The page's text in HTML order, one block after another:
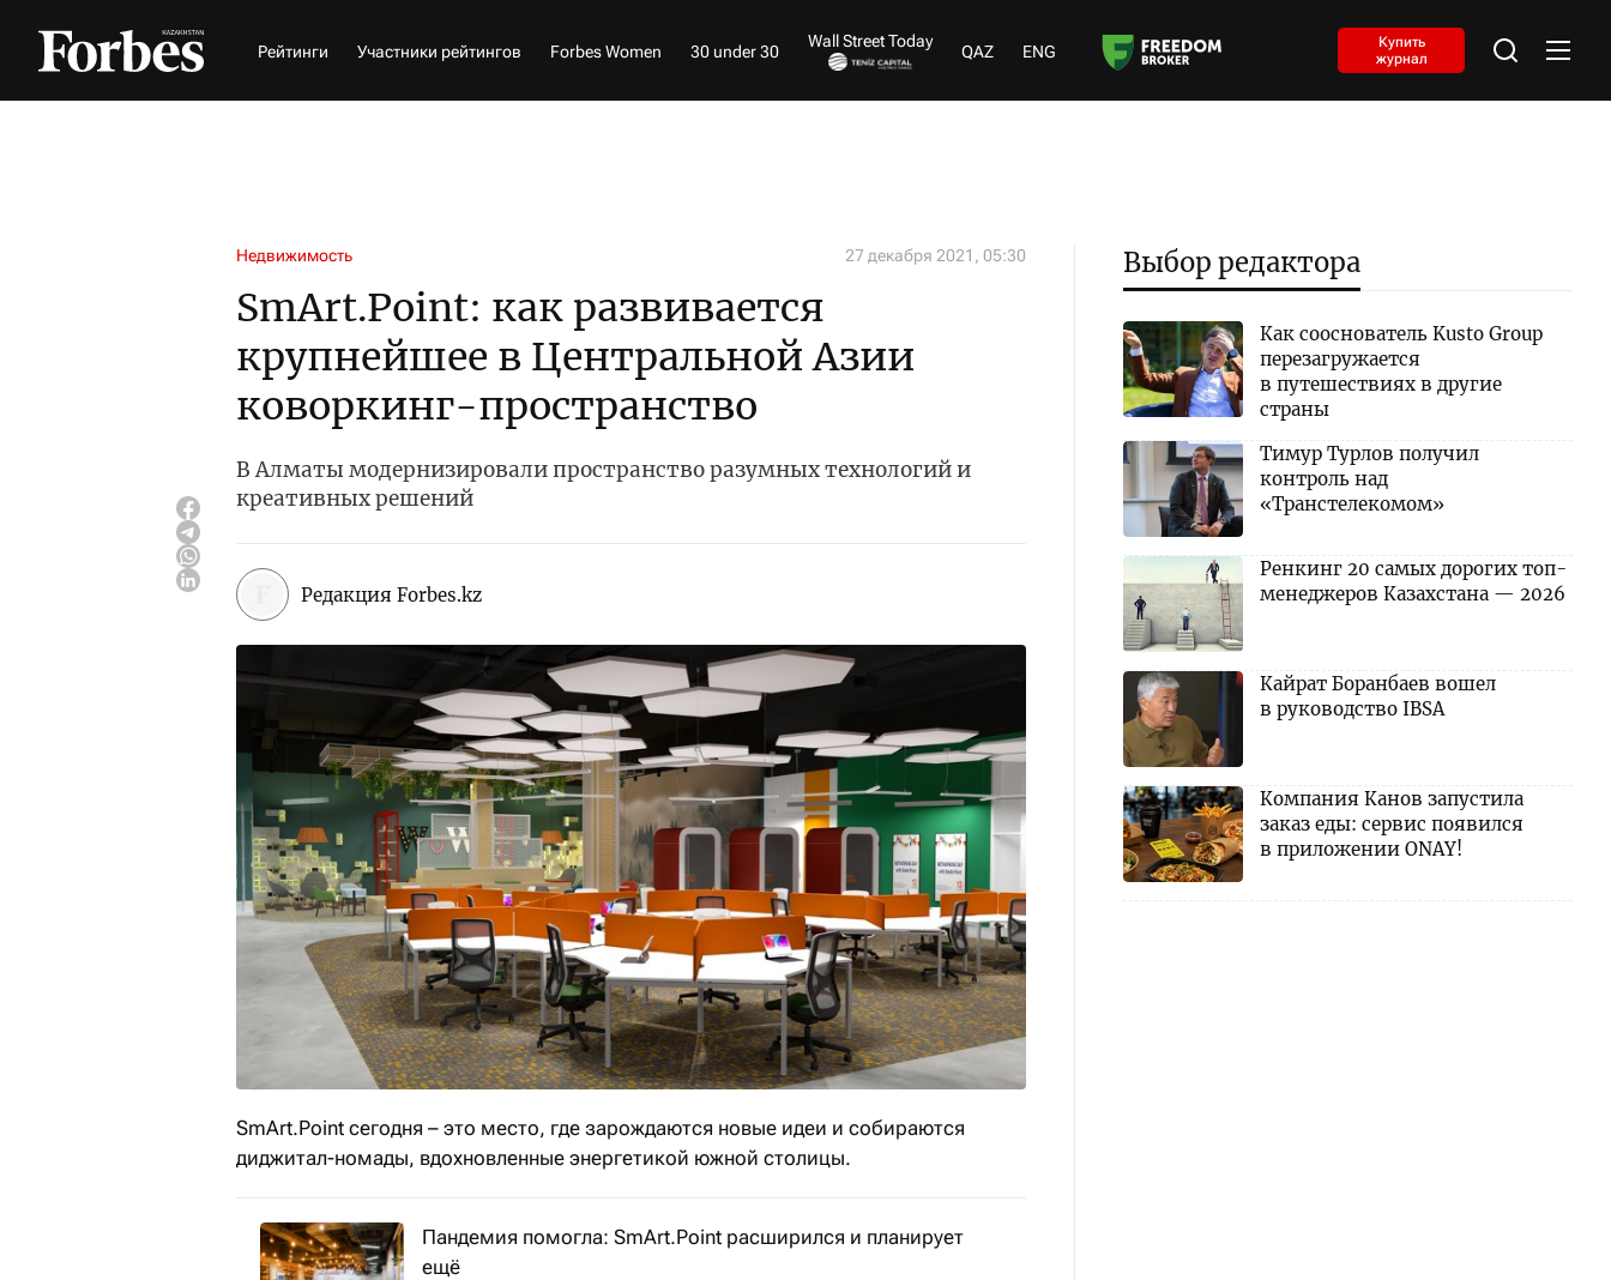
Рейтинги Участники рейтингов Forbes Women 30 under 30
Wall Street Today
QAZ ENG
Купить
журнал
Недвижимость 27 декабря 2021, 05:30
SmArt.Point: как развивается
крупнейшее в Центральной Азии
коворкинг-пространство
В Алматы модернизировали пространство разумных технологий и
креативных решений
Редакция Forbes.kz
SmArt.Point сегодня – это место, где зарождаются новые идеи и собираются
диджитал-номады, вдохновленные энергетикой южной столицы.
Пандемия помогла: SmArt.Point расширился и планирует
ещё
Выбор редактора
Как сооснователь Kusto Group
перезагружается
в путешествиях в другие
страны
Тимур Турлов получил
контроль над
«Транстелекомом»
Ренкинг 20 самых дорогих топ-
менеджеров Казахстана — 2026
Кайрат Боранбаев вошел
в руководство IBSA
Компания Канов запустила
заказ еды: сервис появился
в приложении ONAY!